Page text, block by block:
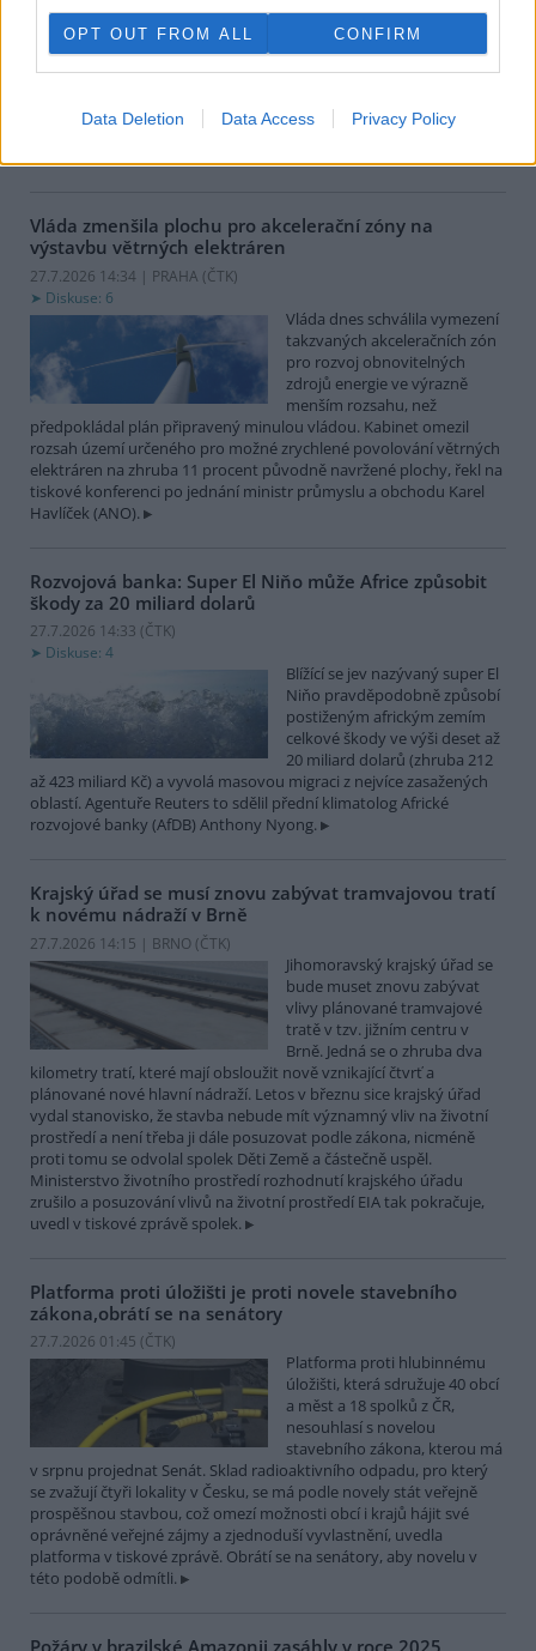
OPT OUT FROM ALL CONFIRM
Data Deletion Data Access Privacy Policy
reakci na dlouhodobé sucho
obnoví dotace na výstavbu a
zabezpečení vodárenské
negativních dopadů sucha a nedostatku vody. Resort navýší
Vláda zmenšila plochu pro akcelerační zóny na
výstavbu větrných elektráren
27.7.2026 14:34 | PRAHA (ČTK)
Diskuse: 6
Vláda dnes schválila vymezení
takzvaných akceleračních zón
pro rozvoj obnovitelných
zdrojů energie ve výrazně
menším rozsahu, než
předpokládal plán připravený minulou vládou. Kabinet omezil
rozsah území určeného pro možné zrychlené povolování větrných
elektráren na zhruba 11 procent původně navržené plochy, řekl na
tiskové konferenci po jednání ministr průmyslu a obchodu Karel
Havlíček (ANO).
Rozvojová banka: Super El Niňo může Africe způsobit
škody za 20 miliard dolarů
27.7.2026 14:33 (ČTK)
Diskuse: 4
Blížící se jev nazývaný super El
Niňo pravděpodobně způsobí
postiženým africkým zemím
celkové škody ve výši deset až
20 miliard dolarů (zhruba 212
až 423 miliard Kč) a vyvolá masovou migraci z nejvíce zasažených
oblastí. Agentuře Reuters to sdělil přední klimatolog Africké
rozvojové banky (AfDB) Anthony Nyong.
Krajský úřad se musí znovu zabývat tramvajovou tratí
k novému nádraží v Brně
27.7.2026 14:15 | BRNO (ČTK)
Jihomoravský krajský úřad se
bude muset znovu zabývat
vlivy plánované tramvajové
tratě v tzv. jižním centru v
Brně. Jedná se o zhruba dva
kilometry tratí, které mají obsloužit nově vznikající čtvrť a
plánované nové hlavní nádraží. Letos v březnu sice krajský úřad
vydal stanovisko, že stavba nebude mít významný vliv na životní
prostředí a není třeba ji dále posuzovat podle zákona, nicméně
proti tomu se odvolal spolek Děti Země a částečně uspěl.
Ministerstvo životního prostředí rozhodnutí krajského úřadu
zrušilo a posuzování vlivů na životní prostředí EIA tak pokračuje,
uvedl v tiskové zprávě spolek.
Platforma proti úložišti je proti novele stavebního
zákona,obrátí se na senátory
27.7.2026 01:45 (ČTK)
Platforma proti hlubinnému
úložišti, která sdružuje 40 obcí
a měst a 18 spolků z ČR,
nesouhlasí s novelou
stavebního zákona, kterou má
v srpnu projednat Senát. Sklad radioaktivního odpadu, pro který
se zvažují čtyři lokality v Česku, se má podle novely stát veřejně
prospěšnou stavbou, což omezí možnosti obcí i krajů hájit své
oprávněné veřejné zájmy a zjednoduší vyvlastnění, uvedla
platforma v tiskové zprávě. Obrátí se na senátory, aby novelu v
této podobě odmítli.